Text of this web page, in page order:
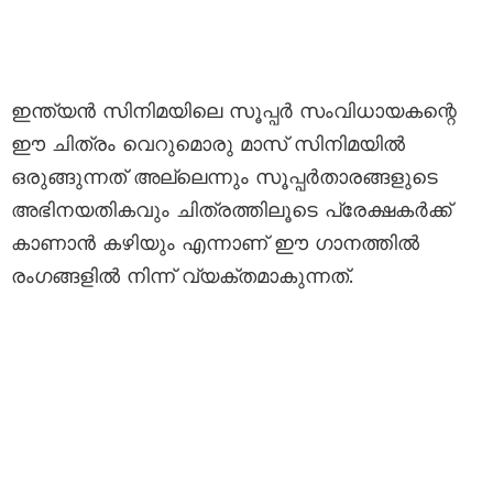
ഇന്ത്യൻ സിനിമയിലെ സൂപ്പർ സംവിധായകന്റെ
ഈ ചിത്രം വെറുമൊരു മാസ് സിനിമയിൽ
ഒരുങ്ങുന്നത് അല്ലെന്നും സൂപ്പർതാരങ്ങളുടെ
അഭിനയതികവും ചിത്രത്തിലൂടെ പ്രേക്ഷകർക്ക്
കാണാൻ കഴിയും എന്നാണ് ഈ ഗാനത്തിൽ
രംഗങ്ങളിൽ നിന്ന് വ്യക്തമാകുന്നത്.